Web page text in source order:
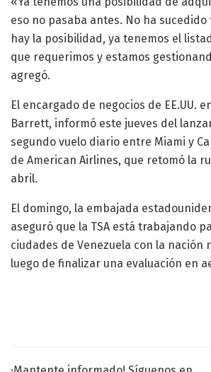
eso no pasaba antes. No ha
hay la posibilidad, ya tenemos el
que requerimos y estamos
agregó.
El encargado de negocios de EE.UU.
Barrett, informó este jueves del
segundo vuelo diario entre Miami y
de American Airlines, que retomó la
abril.
El domingo, la embajada
aseguró que la TSA está trabajando
ciudades de Venezuela con la nación
luego de finalizar una evaluación en